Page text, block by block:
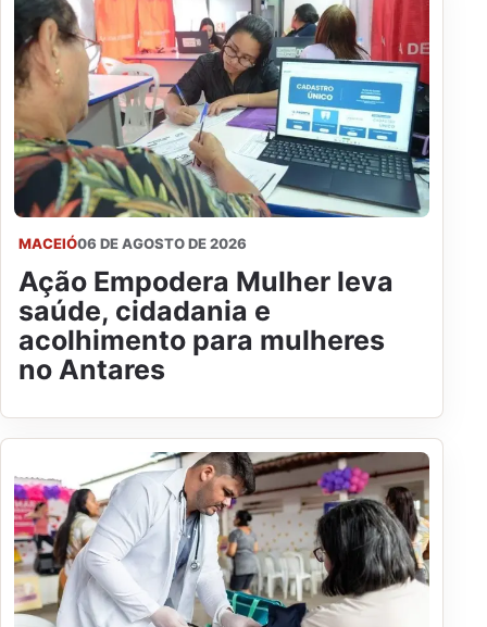
MACEIÓ06 DE AGOSTO DE 2026
Ação Empodera Mulher leva
saúde, cidadania e
acolhimento para mulheres
no Antares